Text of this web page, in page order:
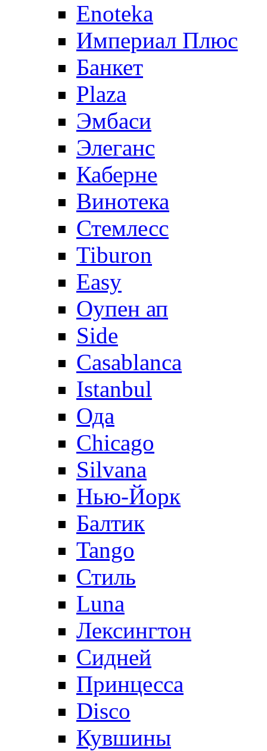
Enoteka
Империал Плюс
Банкет
Plaza
Эмбаси
Элеганс
Каберне
Винотека
Стемлесс
Tiburon
Easy
Оупен ап
Side
Casablanca
Istanbul
Ода
Chicago
Silvana
Нью-Йорк
Балтик
Tango
Стиль
Luna
Лексингтон
Сидней
Принцесса
Disco
Кувшины